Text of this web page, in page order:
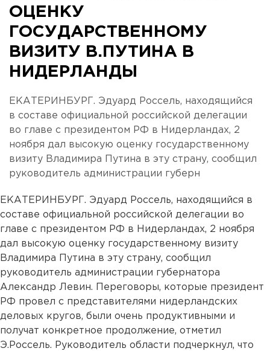
ОЦЕНКУ
ГОСУДАРСТВЕННОМУ
ВИЗИТУ В.ПУТИНА В
НИДЕРЛАНДЫ
ЕКАТЕРИНБУРГ. Эдуард Россель, находящийся
в составе официальной российской делегации
во главе с президентом РФ в Нидерландах, 2
ноября дал высокую оценку государственному
визиту Владимира Путина в эту страну, сообщил
руководитель администрации губерн
ЕКАТЕРИНБУРГ. Эдуард Россель, находящийся в
составе официальной российской делегации во
главе с президентом РФ в Нидерландах, 2 ноября
дал высокую оценку государственному визиту
Владимира Путина в эту страну, сообщил
руководитель администрации губернатора
Александр Левин. Переговоры, которые президент
РФ провел с представителями нидерландских
деловых кругов, были очень продуктивными и
получат конкретное продолжение, отметил
Э.Россель. Руководитель области подчеркнул, что